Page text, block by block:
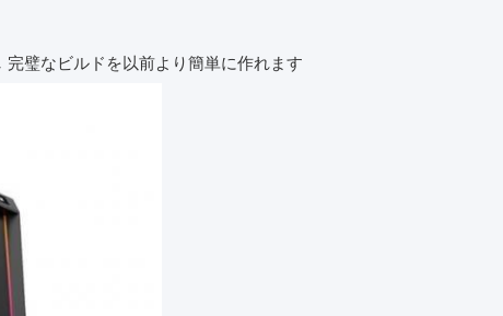
璧なビルドを以前より簡単に作れます